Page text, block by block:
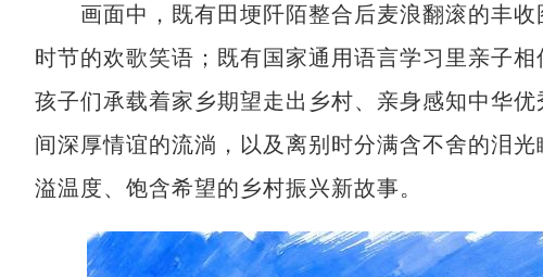
画面中，既有田埂阡陌整合后麦浪翻滚的丰收
时节的欢歌笑语；既有国家通用语言学习里亲子
孩子们承载着家乡期望走出乡村、亲身感知中华
间深厚情谊的流淌，以及离别时分满含不舍的泪
溢温度、饱含希望的乡村振兴新故事。